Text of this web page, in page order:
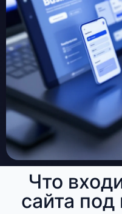
Что
сайта